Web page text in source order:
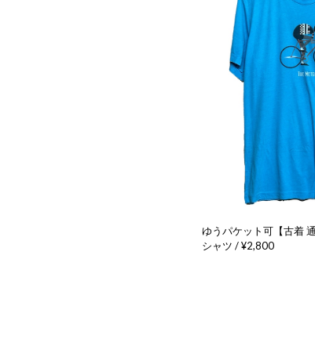
ゆうパケット可【古着
シャツ / ¥2,800